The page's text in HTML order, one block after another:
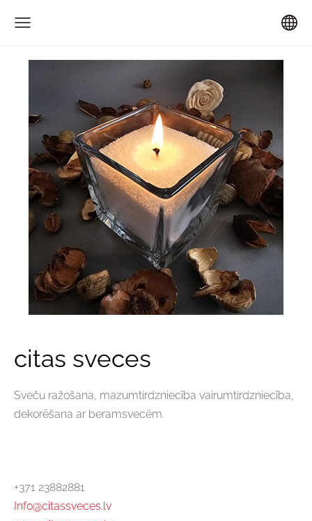
citas sveces
Sveču ražošana, mazumtirdzniecība vairumtirdzniecība,
dekorēšana ar beramsvecēm.
+371 23882881
Info@citassveces.lv